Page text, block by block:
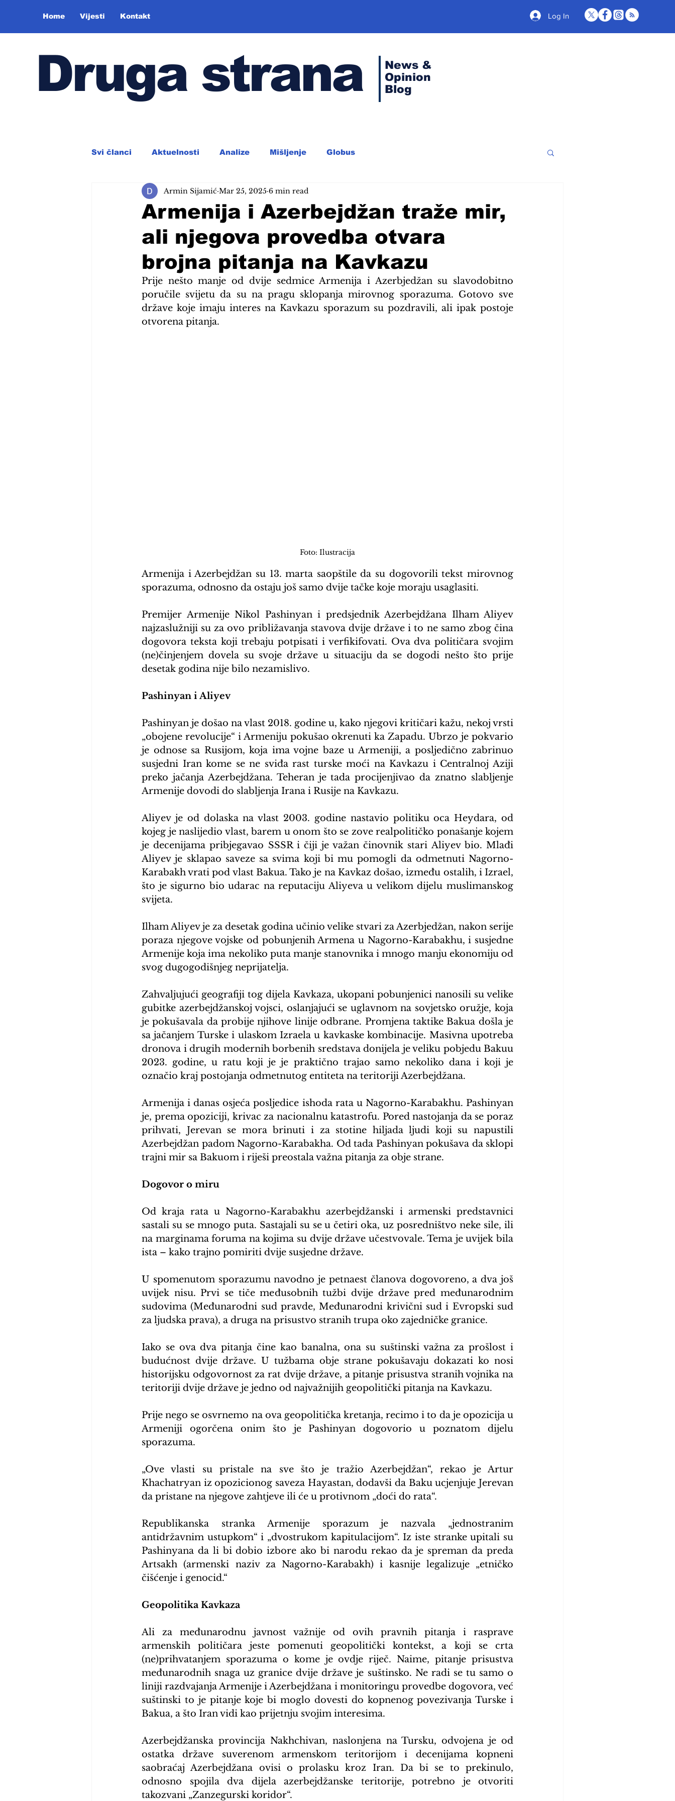
Home Vijesti Kontakt Log In
Druga strana
News &
Opinion
Blog
Svi članci Aktuelnosti Analize Mišljenje Globus
Armenija i Azerbejdžan traže mir,
ali njegova provedba otvara
brojna pitanja na Kavkazu
Armin Sijamić Mar 25, 2025 6 min read
Prije nešto manje od dvije sedmice Armenija i Azerbjedžan su slavodobitno
poručile svijetu da su na pragu sklopanja mirovnog sporazuma. Gotovo sve
države koje imaju interes na Kavkazu sporazum su pozdravili, ali ipak postoje
otvorena pitanja.
Foto: Ilustracija
Armenija i Azerbejdžan su 13. marta saopštile da su dogovorili tekst mirovnog
sporazuma, odnosno da ostaju još samo dvije tačke koje moraju usaglasiti.
Premijer Armenije Nikol Pashinyan i predsjednik Azerbejdžana Ilham Aliyev
najzaslužniji su za ovo približavanja stavova dvije države i to ne samo zbog čina
dogovora teksta koji trebaju potpisati i verfikifovati. Ova dva političara svojim
(ne)činjenjem dovela su svoje države u situaciju da se dogodi nešto što prije
desetak godina nije bilo nezamislivo.
Pashinyan i Aliyev
Pashinyan je došao na vlast 2018. godine u, kako njegovi kritičari kažu, nekoj vrsti
„obojene revolucije“ i Armeniju pokušao okrenuti ka Zapadu. Ubrzo je pokvario
je odnose sa Rusijom, koja ima vojne baze u Armeniji, a posljedično zabrinuo
susjedni Iran kome se ne sviđa rast turske moći na Kavkazu i Centralnoj Aziji
preko jačanja Azerbejdžana. Teheran je tada procijenjivao da znatno slabljenje
Armenije dovodi do slabljenja Irana i Rusije na Kavkazu.
Aliyev je od dolaska na vlast 2003. godine nastavio politiku oca Heydara, od
kojeg je naslijedio vlast, barem u onom što se zove realpolitičko ponašanje kojem
je decenijama pribjegavao SSSR i čiji je važan činovnik stari Aliyev bio. Mlađi
Aliyev je sklapao saveze sa svima koji bi mu pomogli da odmetnuti Nagorno-
Karabakh vrati pod vlast Bakua. Tako je na Kavkaz došao, između ostalih, i Izrael,
što je sigurno bio udarac na reputaciju Aliyeva u velikom dijelu muslimanskog
svijeta.
Ilham Aliyev je za desetak godina učinio velike stvari za Azerbjedžan, nakon serije
poraza njegove vojske od pobunjenih Armena u Nagorno-Karabakhu, i susjedne
Armenije koja ima nekoliko puta manje stanovnika i mnogo manju ekonomiju od
svog dugogodišnjeg neprijatelja.
Zahvaljujući geografiji tog dijela Kavkaza, ukopani pobunjenici nanosili su velike
gubitke azerbejdžanskoj vojsci, oslanjajući se uglavnom na sovjetsko oružje, koja
je pokušavala da probije njihove linije odbrane. Promjena taktike Bakua došla je
sa jačanjem Turske i ulaskom Izraela u kavkaske kombinacije. Masivna upotreba
dronova i drugih modernih borbenih sredstava donijela je veliku pobjedu Bakuu
2023. godine, u ratu koji je je praktično trajao samo nekoliko dana i koji je
označio kraj postojanja odmetnutog entiteta na teritoriji Azerbejdžana.
Armenija i danas osjeća posljedice ishoda rata u Nagorno-Karabakhu. Pashinyan
je, prema opoziciji, krivac za nacionalnu katastrofu. Pored nastojanja da se poraz
prihvati, Jerevan se mora brinuti i za stotine hiljada ljudi koji su napustili
Azerbejdžan padom Nagorno-Karabakha. Od tada Pashinyan pokušava da sklopi
trajni mir sa Bakuom i riješi preostala važna pitanja za obje strane.
Dogovor o miru
Od kraja rata u Nagorno-Karabakhu azerbejdžanski i armenski predstavnici
sastali su se mnogo puta. Sastajali su se u četiri oka, uz posredništvo neke sile, ili
na marginama foruma na kojima su dvije države učestvovale. Tema je uvijek bila
ista – kako trajno pomiriti dvije susjedne države.
U spomenutom sporazumu navodno je petnaest članova dogovoreno, a dva još
uvijek nisu. Prvi se tiče međusobnih tužbi dvije države pred međunarodnim
sudovima (Međunarodni sud pravde, Međunarodni krivični sud i Evropski sud
za ljudska prava), a druga na prisustvo stranih trupa oko zajedničke granice.
Iako se ova dva pitanja čine kao banalna, ona su suštinski važna za prošlost i
budućnost dvije države. U tužbama obje strane pokušavaju dokazati ko nosi
historijsku odgovornost za rat dvije države, a pitanje prisustva stranih vojnika na
teritoriji dvije države je jedno od najvažnijih geopolitički pitanja na Kavkazu.
Prije nego se osvrnemo na ova geopolitička kretanja, recimo i to da je opozicija u
Armeniji ogorčena onim što je Pashinyan dogovorio u poznatom dijelu
sporazuma.
„Ove vlasti su pristale na sve što je tražio Azerbejdžan“, rekao je Artur
Khachatryan iz opozicionog saveza Hayastan, dodavši da Baku ucjenjuje Jerevan
da pristane na njegove zahtjeve ili će u protivnom „doći do rata“.
Republikanska stranka Armenije sporazum je nazvala „jednostranim
antidržavnim ustupkom“ i „dvostrukom kapitulacijom“. Iz iste stranke upitali su
Pashinyana da li bi dobio izbore ako bi narodu rekao da je spreman da preda
Artsakh (armenski naziv za Nagorno-Karabakh) i kasnije legalizuje „etničko
čišćenje i genocid.“
Geopolitika Kavkaza
Ali za međunarodnu javnost važnije od ovih pravnih pitanja i rasprave
armenskih političara jeste pomenuti geopolitički kontekst, a koji se crta
(ne)prihvatanjem sporazuma o kome je ovdje riječ. Naime, pitanje prisustva
međunarodnih snaga uz granice dvije države je suštinsko. Ne radi se tu samo o
liniji razdvajanja Armenije i Azerbejdžana i monitoringu provedbe dogovora, već
suštinski to je pitanje koje bi moglo dovesti do kopnenog povezivanja Turske i
Bakua, a što Iran vidi kao prijetnju svojim interesima.
Azerbejdžanska provincija Nakhchivan, naslonjena na Tursku, odvojena je od
ostatka države suverenom armenskom teritorijom i decenijama kopneni
saobraćaj Azerbejdžana ovisi o prolasku kroz Iran. Da bi se to prekinulo,
odnosno spojila dva dijela azerbejdžanske teritorije, potrebno je otvoriti
takozvani „Zanzegurski koridor“.